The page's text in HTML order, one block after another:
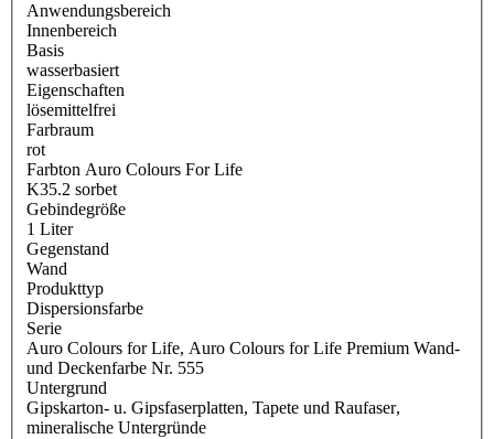
Anwendungsbereich
Innenbereich
Basis
wasserbasiert
Eigenschaften
lösemittelfrei
Farbraum
rot
Farbton Auro Colours For Life
K35.2 sorbet
Gebindegröße
1 Liter
Gegenstand
Wand
Produkttyp
Dispersionsfarbe
Serie
Auro Colours for Life, Auro Colours for Life Premium Wand-
und Deckenfarbe Nr. 555
Untergrund
Gipskarton- u. Gipsfaserplatten, Tapete und Raufaser,
mineralische Untergründe